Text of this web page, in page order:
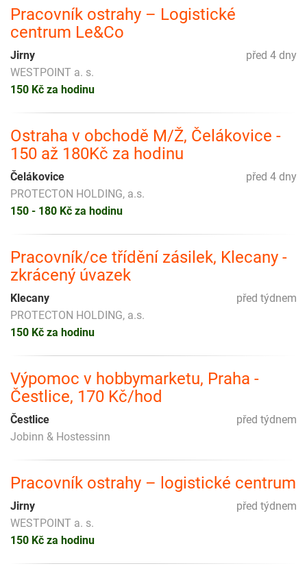
Pracovník ostrahy – Logistické
centrum Le&Co
před 4 dny
Jirny
WESTPOINT a. s.
150 Kč za hodinu
Ostraha v obchodě M/Ž, Čelákovice -
150 až 180Kč za hodinu
před 4 dny
Čelákovice
PROTECTON HOLDING, a.s.
150 - 180 Kč za hodinu
Pracovník/ce třídění zásilek, Klecany -
zkrácený úvazek
před týdnem
Klecany
PROTECTON HOLDING, a.s.
150 Kč za hodinu
Výpomoc v hobbymarketu, Praha -
Čestlice, 170 Kč/hod
před týdnem
Čestlice
Jobinn & Hostessinn
Pracovník ostrahy – logistické centrum
před týdnem
Jirny
WESTPOINT a. s.
150 Kč za hodinu